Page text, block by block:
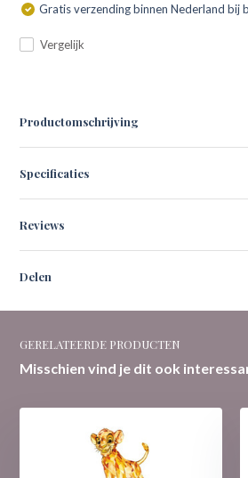
Gratis verzending binnen Nederland bij
Vergelijk
Productomschrijving
Specificaties
Reviews
Delen
GERELATEERDE PRODUCTEN
Misschien vind je dit ook